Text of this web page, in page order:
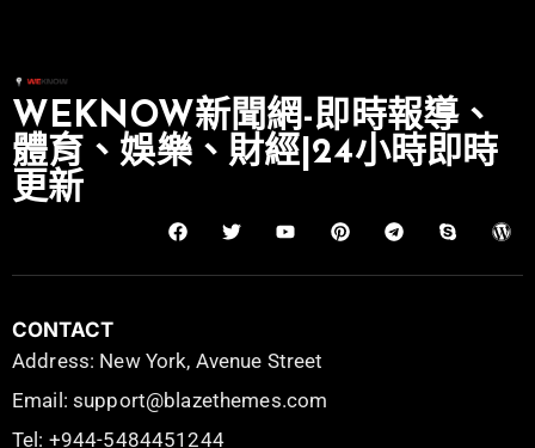
WEKNOW新聞網-即時報導、
體育、娛樂、財經|24小時即時
更新
CONTACT
Address: New York, Avenue Street
Email: support@blazethemes.com
Tel: +944-5484451244